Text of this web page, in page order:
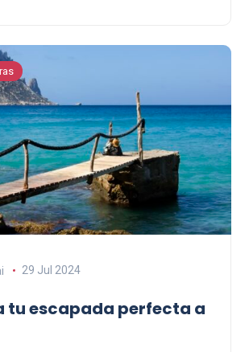
29 Jul 2024
tu escapada perfecta a